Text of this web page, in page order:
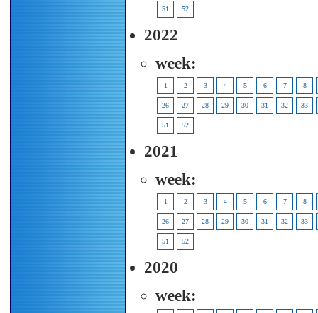
51 52
2022
week:
1 2 3 4 5 6 7 8
26 27 28 29 30 31 32 33
51 52
2021
week:
1 2 3 4 5 6 7 8
26 27 28 29 30 31 32 33
51 52
2020
week: